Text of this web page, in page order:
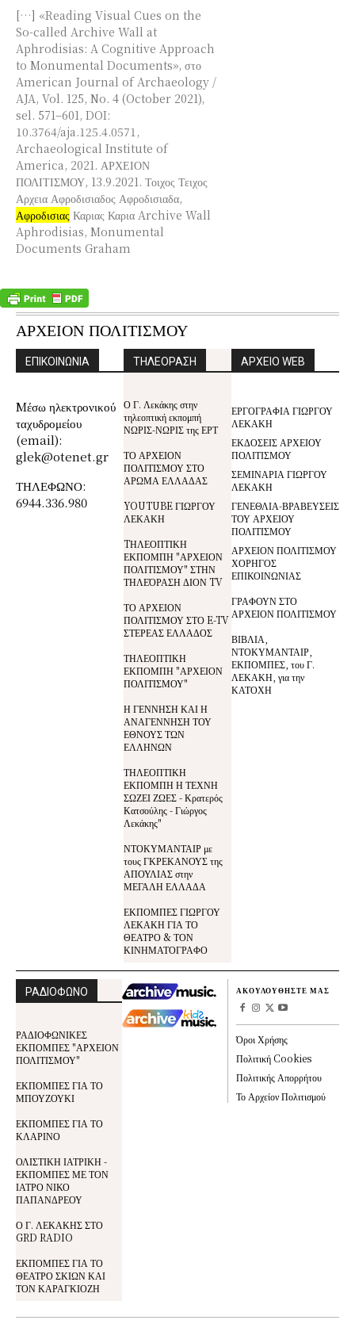
[…] «Reading Visual Cues on the
So-called Archive Wall at
Aphrodisias: A Cognitive Approach
to Monumental Documents», στο
American Journal of Archaeology /
AJA, Vol. 125, No. 4 (October 2021),
sel. 571–601, DOI:
10.3764/aja.125.4.0571,
Archaeological Institute of
America, 2021. ΑΡΧΕΙΟΝ
ΠΟΛΙΤΙΣΜΟΥ, 13.9.2021. Τοιχος Τειχος
Αρχεια Αφροδισιαδος Αφροδισιαδα,
Αφροδισιας Καριας Καρια Archive Wall
Aphrodisias, Monumental
Documents Graham
ΑΡΧΕΙΟΝ ΠΟΛΙΤΙΣΜΟΥ
ΕΠΙΚΟΙΝΩΝΙΑ
Mέσω ηλεκτρονικού
ταχυδρομείου
(email):
glek@otenet.gr
ΤΗΛΕΦΩΝΟ:
6944.336.980
ΤΗΛΕΟΡΑΣΗ
Ο Γ. Λεκάκης στην
τηλεοπτική εκπομπή
ΝΩΡΙΣ-ΝΩΡΙΣ της ΕΡΤ
ΤΟ ΑΡΧΕΙΟΝ
ΠΟΛΙΤΙΣΜΟΥ ΣΤΟ
ΑΡΩΜΑ ΕΛΛΑΔΑΣ
YOUTUBE ΓΙΩΡΓΟΥ
ΛΕΚΑΚΗ
TΗΛΕΟΠΤΙΚΗ
ΕΚΠΟΜΠΗ "ΑΡΧΕΙΟΝ
ΠΟΛΙΤΙΣΜΟΥ" ΣΤΗΝ
ΤΗΛΕΌΡΑΣΗ ΔΙΟΝ TV
ΤΟ ΑΡΧΕΙΟΝ
ΠΟΛΙΤΙΣΜΟΥ ΣΤΟ E-TV
ΣΤΕΡΕΑΣ ΕΛΛΑΔΟΣ
ΤΗΛΕΟΠΤΙΚΗ
ΕΚΠΟΜΠΗ "ΑΡΧΕΙΟΝ
ΠΟΛΙΤΙΣΜΟΥ"
Η ΓΕΝΝΗΣΗ ΚΑΙ Η
ΑΝΑΓΕΝΝΗΣΗ ΤΟΥ
ΕΘΝΟΥΣ ΤΩΝ
ΕΛΛΗΝΩΝ
ΤΗΛΕΟΠΤΙΚΗ
ΕΚΠΟΜΠΗ Η ΤΕΧΝΗ
ΣΩΖΕΙ ΖΩΕΣ - Κρατερός
Κατσούλης - Γιώργος
Λεκάκης"
ΝΤΟΚΥΜΑΝΤΑΙΡ με
τους ΓΚΡΕΚΑΝΟΥΣ της
ΑΠΟΥΛΙΑΣ στην
ΜΕΓΑΛΗ ΕΛΛΑΔΑ
ΕΚΠΟΜΠΕΣ ΓΙΩΡΓΟΥ
ΛΕΚΑΚΗ ΓΙΑ ΤΟ
ΘΕΑΤΡΟ & ΤΟΝ
ΚΙΝΗΜΑΤΟΓΡΑΦΟ
ΑΡΧΕΙΟ WEB
ΕΡΓΟΓΡΑΦΙΑ ΓΙΩΡΓΟΥ
ΛΕΚΑΚΗ
ΕΚΔΟΣΕΙΣ ΑΡΧΕΙΟΥ
ΠΟΛΙΤΙΣΜΟΥ
ΣΕΜΙΝΑΡΙΑ ΓΙΩΡΓΟΥ
ΛΕΚΑΚΗ
ΓΕΝΕΘΛΙΑ-ΒΡΑΒΕΥΣΕΙΣ
ΤΟΥ ΑΡΧΕΙΟΥ
ΠΟΛΙΤΙΣΜΟΥ
ΑΡΧΕΙΟΝ ΠΟΛΙΤΙΣΜΟΥ
ΧΟΡΗΓΟΣ
ΕΠΙΚΟΙΝΩΝΙΑΣ
ΓΡΑΦΟΥΝ ΣΤΟ
ΑΡΧΕΙΟΝ ΠΟΛΙΤΙΣΜΟΥ
ΒΙΒΛΙΑ,
ΝΤΟΚΥΜΑΝΤΑΙΡ,
ΕΚΠΟΜΠΕΣ, του Γ.
ΛΕΚΑΚΗ, για την
ΚΑΤΟΧΗ
ΡΑΔΙΟΦΩΝΟ
ΡΑΔΙΟΦΩΝΙΚΕΣ
ΕΚΠΟΜΠΕΣ "ΑΡΧΕΙΟΝ
ΠΟΛΙΤΙΣΜΟΥ"
ΕΚΠΟΜΠΕΣ ΓΙΑ ΤΟ
ΜΠΟΥΖΟΥΚΙ
ΕΚΠΟΜΠΕΣ ΓΙΑ ΤΟ
ΚΛΑΡΙΝΟ
ΟΛΙΣΤΙΚΗ ΙΑΤΡΙΚΗ -
ΕΚΠΟΜΠΕΣ ΜΕ ΤΟΝ
ΙΑΤΡΟ ΝΙΚΟ
ΠΑΠΑΝΔΡΕΟΥ
Ο Γ. ΛΕΚΑΚΗΣ ΣΤΟ
GRD RADIO
ΕΚΠΟΜΠΕΣ ΓΙΑ ΤΟ
ΘΕΑΤΡΟ ΣΚΙΩΝ ΚΑΙ
ΤΟΝ ΚΑΡΑΓΚΙΟΖΗ
ΑΚΟΥΛΟΥΘΗΣΤΕ ΜΑΣ
Όροι Χρήσης
Πολιτική Cookies
Πολιτικής Απορρήτου
Το Αρχείον Πολιτισμού